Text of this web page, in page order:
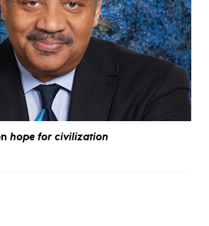
hope for civilization